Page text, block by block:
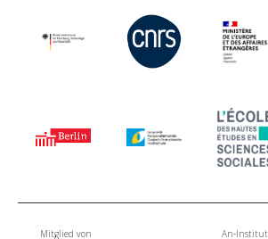
Mitglied von An-Institut